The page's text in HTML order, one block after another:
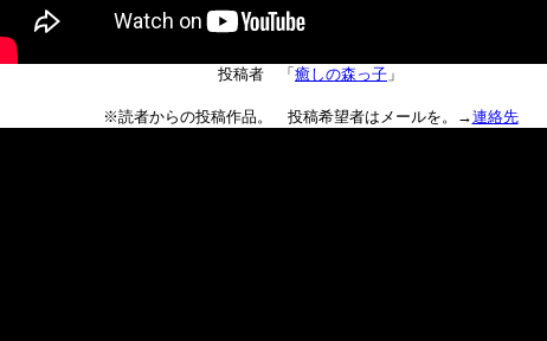
投稿者 「 癒しの森っ子 」
※読者からの投稿作品。 投稿希望者はメールを。→連絡先